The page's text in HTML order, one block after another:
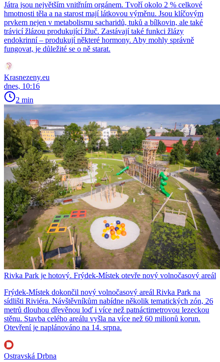
Játra jsou největším vnitřním orgánem. Tvoří okolo 2 % celkové
hmotnosti těla a na starost mají látkovou výměnu. Jsou klíčovým
prvkem nejen v metabolismu sacharidů, tuků a bílkovin, ale také
trávicí žlázou produkující žluč. Zastávají také funkci žlázy
endokrinní – produkují některé hormony. Aby mohly správně
fungovat, je důležité se o ně starat.
Krasnezeny.eu
dnes, 10:16
2 min
Rivka Park je hotový. Frýdek-Místek otevře nový volnočasový areál
Frýdek-Místek dokončil nový volnočasový areál Rivka Park na
sídlišti Riviéra. Návštěvníkům nabídne několik tematických zón, 26
metrů dlouhou dřevěnou loď i více než patnáctimetrovou lezeckou
stěnu. Stavba celého areálu vyšla na více než 60 milionů korun.
Otevření je naplánováno na 14. srpna.
Ostravská Drbna